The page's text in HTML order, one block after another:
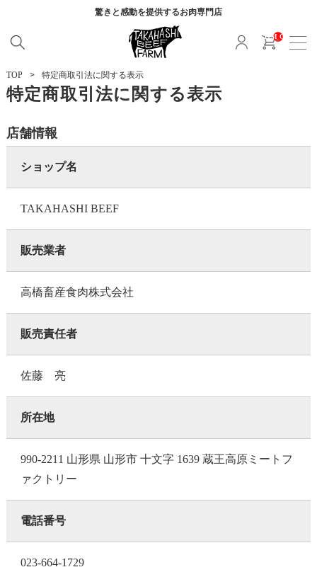
驚きと感動を提供するお肉専門店
__ITM_CNT__
TOP 特定商取引法に関する表示
特定商取引法に関する表示
店舗情報
ショップ名
TAKAHASHI BEEF
販売業者
高橋畜産食肉株式会社
販売責任者
佐藤 亮
所在地
990-2211 山形県 山形市 十文字 1639 蔵王高原ミートフ
ァクトリー
電話番号
023-664-1729